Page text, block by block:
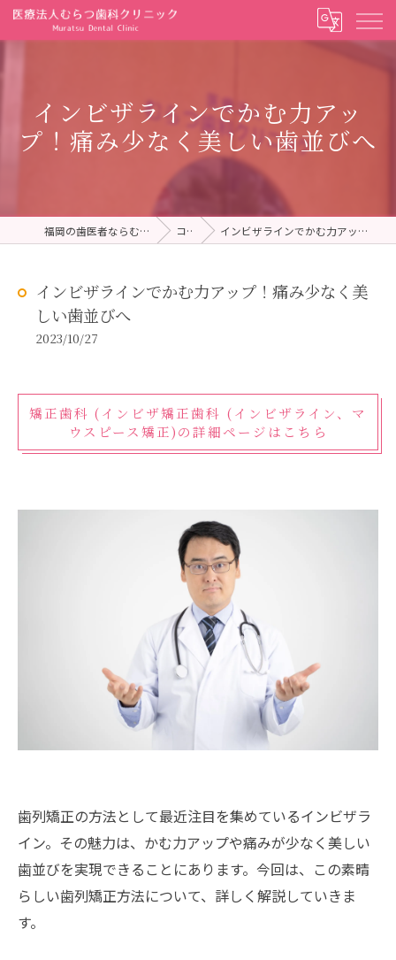
インビザラインでかむ力アッ
プ！痛み少なく美しい歯並びへ
福岡の歯医者ならむらつ歯科クリニック コラム インビザラインでかむ力アップ！痛み少なく美しい歯並びへ
インビザラインでかむ力アップ！痛み少なく美
しい歯並びへ
2023/10/27
矯正歯科 (インビザ矯正歯科 (インビザライン、マ
ウスピース矯正)の詳細ページはこちら
歯列矯正の方法として最近注目を集めているインビザラ
イン。その魅力は、かむ力アップや痛みが少なく美しい
歯並びを実現できることにあります。今回は、この素晴
らしい歯列矯正方法について、詳しく解説していきま
す。